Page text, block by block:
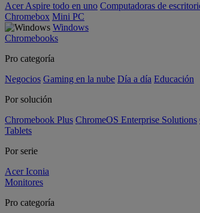
Acer Aspire todo en uno Computadoras de
Chromebox Mini PC
Windows
Chromebooks
Pro categoría
Negocios Gaming en la nube Día a día Educación
Por solución
Chromebook Plus ChromeOS Enterprise Solutions
Tablets
Por serie
Acer Iconia
Monitores
Pro categoría